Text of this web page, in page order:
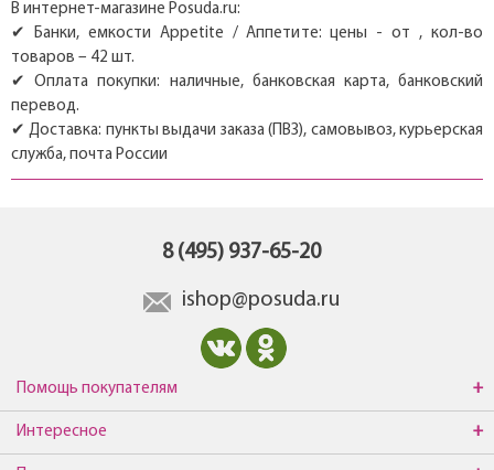
В интернет-магазине Posuda.ru:
✔ Банки, емкости Appetite / Аппетите: цены - от , кол-во
товаров – 42 шт.
✔ Оплата покупки: наличные, банковская карта, банковский
перевод.
✔ Доставка: пункты выдачи заказа (ПВЗ), самовывоз, курьерская
служба, почта России
8 (495) 937-65-20
ishop@posuda.ru
Помощь покупателям
Интересное